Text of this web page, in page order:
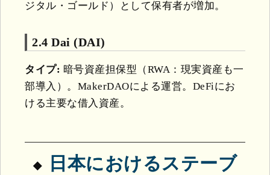
ジタル・ゴールド）として保有者が増加。
2.4 Dai (DAI)
タイプ: 暗号資産担保型（RWA：現実資産も一
部導入）。MakerDAOによる運営。DeFiにお
ける主要な借入資産。
日本におけるステーブ